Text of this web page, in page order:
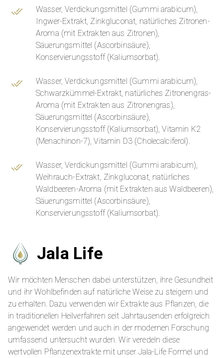
Wasser, Verdickungsmittel (Gummi arabicum),
Ingwer-Extrakt, Zinkgluconat, natürliches Zitronen-
Aroma (mit Extrakten aus Zitronen),
Säuerungsmittel (Ascorbinsäure),
Konservierungsstoff (Kaliumsorbat).
Wasser, Verdickungsmittel (Gummi arabicum),
Schwarzkümmel-Extrakt, natürliches Zitronengras-
Aroma (mit Extrakten aus Zitronengras),
Säuerungsmittel (Ascorbinsäure),
Konservierungsstoff (Kaliumsorbat), Vitamin K2
(Menachinon-7), Vitamin D3 (Cholecalciferol).
Wasser, Verdickungsmittel (Gummi arabicum),
Weihrauch-Extrakt, Zinkgluconat, natürliches
Waldbeeren-Aroma (mit Extrakten aus Waldbeeren),
Säuerungsmittel (Ascorbinsäure),
Konservierungsstoff (Kaliumsorbat).
Jala Life
Wir möchten Menschen dabei unterstützen, ihre Gesundheit
und ihr Wohlbefinden auf natürliche Weise zu steigern und
zu erhalten. Dazu verwenden wir Extrakte aus Pflanzen, die
in traditionellen Heilverfahren seit Jahrtausenden erfolgreich
angewendet werden und auch in der modernen Forschung
umfassend untersucht wurden. Wir veredeln diese
wertvollen Pflanzenextrakte mit unser Jala-Life Formel und